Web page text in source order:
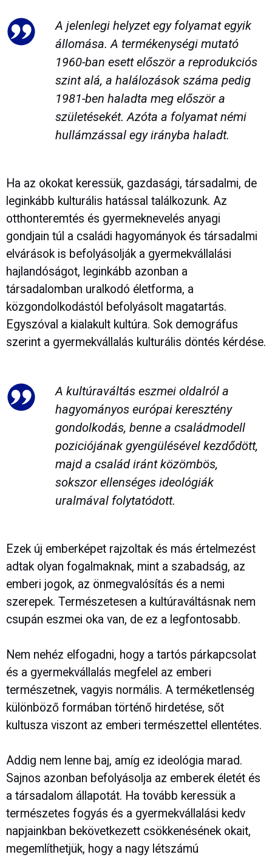
A jelenlegi helyzet egy folyamat egyik
állomása. A termékenységi mutató
1960-ban esett először a reprodukciós
szint alá, a halálozások száma pedig
1981-ben haladta meg először a
születésekét. Azóta a folyamat némi
hullámzással egy irányba haladt.
Ha az okokat keressük, gazdasági, társadalmi, de
leginkább kulturális hatással találkozunk. Az
otthonteremtés és gyermeknevelés anyagi
gondjain túl a családi hagyományok és társadalmi
elvárások is befolyásolják a gyermekvállalási
hajlandóságot, leginkább azonban a
társadalomban uralkodó életforma, a
közgondolkodástól befolyásolt magatartás.
Egyszóval a kialakult kultúra. Sok demográfus
szerint a gyermekvállalás kulturális döntés kérdése.
A kultúraváltás eszmei oldalról a
hagyományos európai keresztény
gondolkodás, benne a családmodell
poziciójának gyengülésével kezdődött,
majd a család iránt közömbös,
sokszor ellenséges ideológiák
uralmával folytatódott.
Ezek új emberképet rajzoltak és más értelmezést
adtak olyan fogalmaknak, mint a szabadság, az
emberi jogok, az önmegvalósítás és a nemi
szerepek. Természetesen a kultúraváltásnak nem
csupán eszmei oka van, de ez a legfontosabb.
Nem nehéz elfogadni, hogy a tartós párkapcsolat
és a gyermekvállalás megfelel az emberi
természetnek, vagyis normális. A terméketlenség
különböző formában történő hirdetése, sőt
kultusza viszont az emberi természettel ellentétes.
Addig nem lenne baj, amíg ez ideológia marad.
Sajnos azonban befolyásolja az emberek életét és
a társadalom állapotát. Ha tovább keressük a
természetes fogyás és a gyermekvállalási kedv
napjainkban bekövetkezett csökkenésének okait,
megemlíthetjük, hogy a nagy létszámú